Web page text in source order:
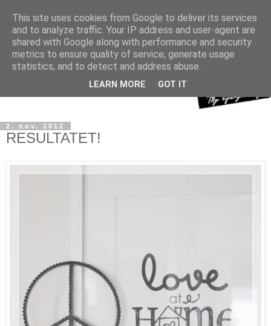
2. nov. 2012
RESULTATET!
This site uses cookies from Google to deliver its services
and to analyze traffic. Your IP address and user-agent are
shared with Google along with performance and security
metrics to ensure quality of service, generate usage
statistics, and to detect and address abuse.
LEARN MORE GOT IT